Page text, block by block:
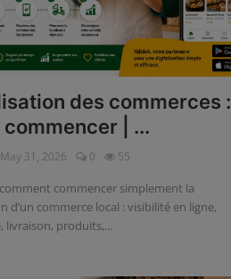
des commerces :
commencer | ...
May 31, 2026 0 55
commencer simplement la
d’un commerce local : visibilité en ligne,
livraison, produits,...